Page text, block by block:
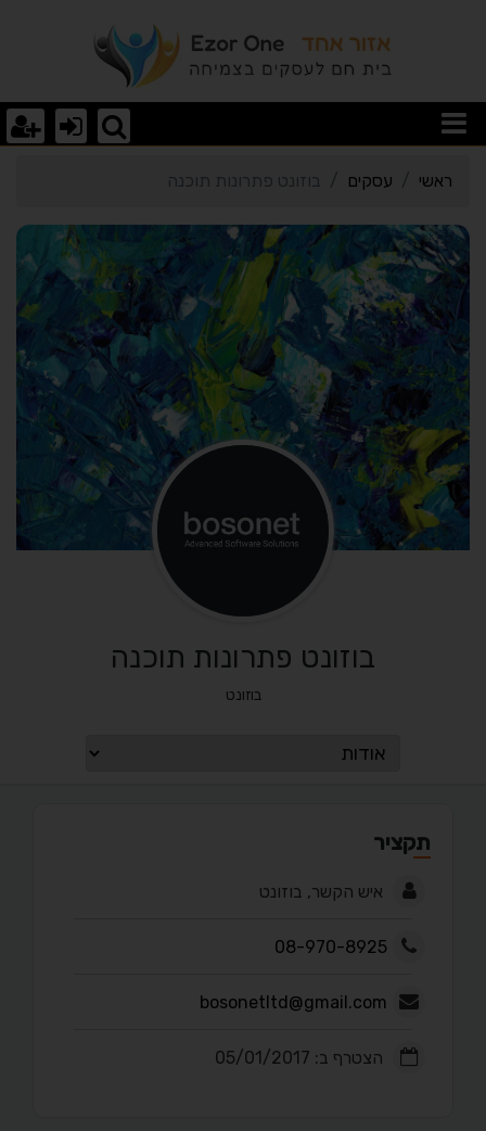
פרטי כרטיס העסק בוזונט
ראשי עסקים בוזונט פתרונות תוכנה
בוזונט פתרונות תוכנה
בוזונט
תקציר
איש הקשר, בוזונט
08-970-8925
bosonetltd@gmail.com
הצטרף ב: 05/01/2017